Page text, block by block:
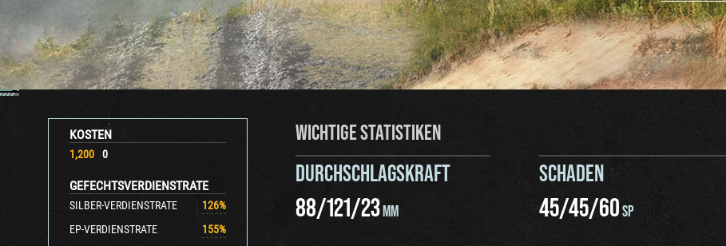
KOSTEN
1,200 0
GEFECHTSVERDIENSTRATE
SILBER-VERDIENSTRATE 126%
EP-VERDIENSTRATE
155%
WICHTIGE STATISTIKEN
DURCHSCHLAGSKRAFT
88/121/23MM
SCHADEN
45/45/60SP